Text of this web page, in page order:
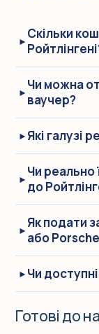
Скільки
Чи можна
ваучер?
Які галузі
Чи реально
до
Як подати
або
Чи
Готові до